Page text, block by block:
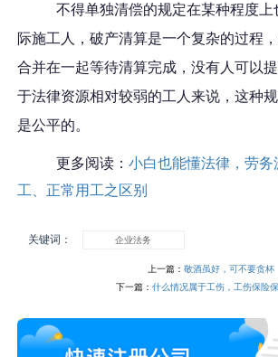
不得单独清偿的规定在某种程度
际施工人，破产清算是一个复杂的过程
合并在一起等待清算完成，没有人可以
于法律资源相对较弱的工人来说，这种
是公平的。
更多阅读：小白也能懂法律，劳务
工、正常用工之区别
关键词： 企业法务
上一篇： 敬酒虽好，可不要贪杯
下一篇： 什么情况属于工伤，工伤保险